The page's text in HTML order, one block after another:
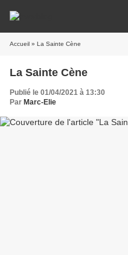
Accueil » La Sainte Cène
La Sainte Cène
Publié le 01/04/2021 à 13:30
Par Marc-Elie